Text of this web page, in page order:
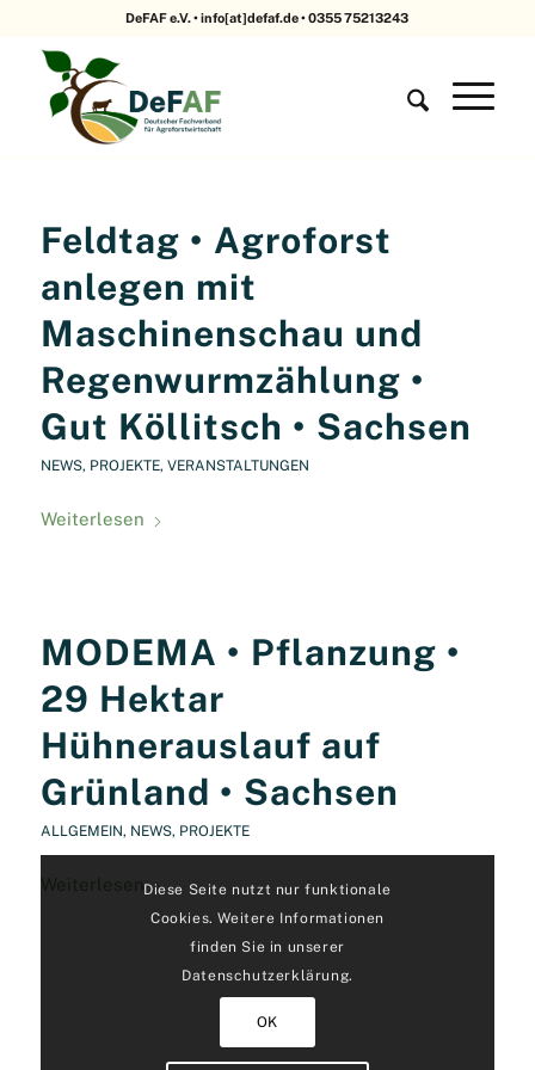
DeFAF e.V. • info[at]defaf.de • 0355 75213243
Feldtag • Agroforst
anlegen mit
Maschinenschau und
Regenwurmzählung •
Gut Köllitsch • Sachsen
NEWS, PROJEKTE, VERANSTALTUNGEN
Weiterlesen
MODEMA • Pflanzung •
29 Hektar
Hühnerauslauf auf
Grünland • Sachsen
ALLGEMEIN, NEWS, PROJEKTE
WeiterlesenDiese Seite nutzt nur funktionale
Cookies. Weitere Informationen
finden Sie in unserer
Datenschutzerklärung.
OK